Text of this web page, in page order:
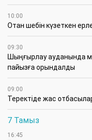
10:00
Отан шебін күзеткен
09:30
​Шыңғырлау ауданында
пайызға орындалды
09:00
​Теректіде жас
7 Тамыз
16:45